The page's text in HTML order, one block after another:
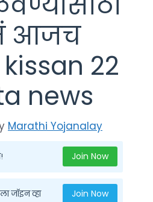
आजच
22
news
Marathi Yojanalay
Join Now
जॉइन व्हा Join Now